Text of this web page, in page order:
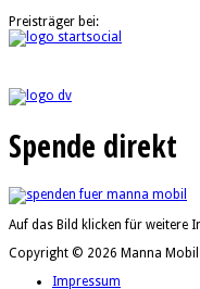
Preisträger bei:
Spende direkt
Auf das Bild klicken für weitere
Copyright © 2026 Manna Mobil
Impressum